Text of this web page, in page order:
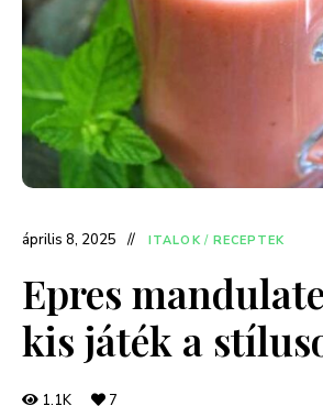
április 8, 2025 ITALOK / RECEPTEK
Epres
kis játék a
1.1K 7